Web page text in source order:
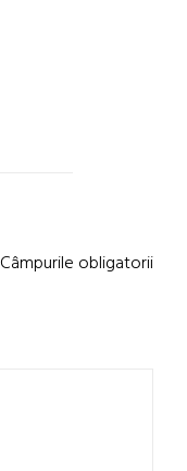
Câmpurile obligatorii